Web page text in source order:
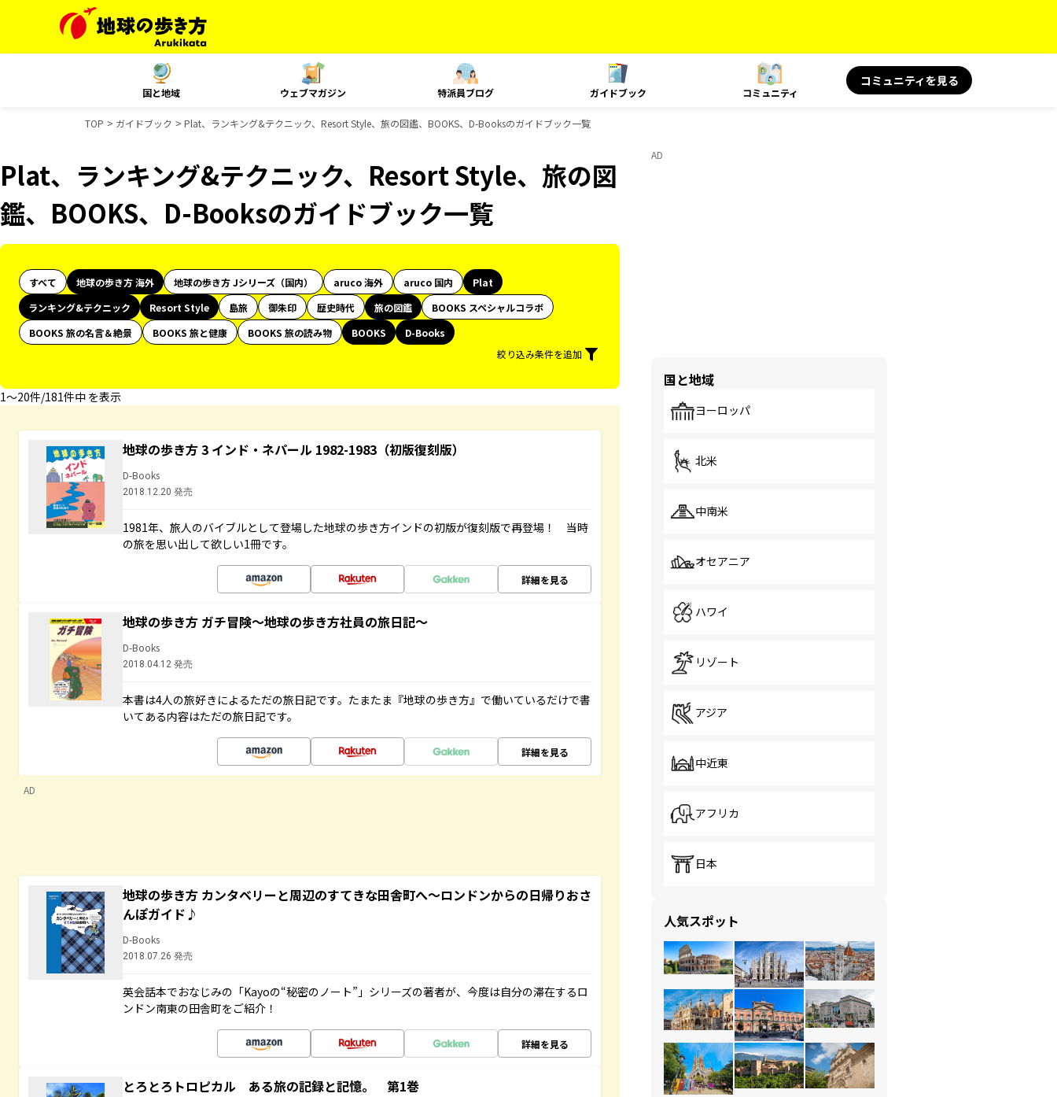
国と地域 ウェブマガジン 特派員ブログ ガイドブック コミュニティ
コミュニティを見る
TOP ガイドブック Plat、ランキング&テクニック、Resort Style、旅の図鑑、BOOKS、D-Booksのガイドブック一覧
Plat、ランキング&テクニック、Resort Style、旅の図
鑑、BOOKS、D-Booksのガイドブック一覧
すべて 地球の歩き方 海外 地球の歩き方 Jシリーズ（国内） aruco 海外 aruco 国内
Plat
ランキング&テクニック
Resort Style 島旅 御朱印 歴史時代 旅の図鑑
BOOKS スペシャルコラボ
BOOKS 旅の名言＆絶景
BOOKS 旅と健康 BOOKS 旅の読み物 BOOKS
D-Books
絞り込み条件を追加
1〜20件/181件中 を表示
地球の歩き方 3 インド・ネパール 1982-1983（初版復刻版）
D-Books
2018.12.20 発売
1981年、旅人のバイブルとして登場した地球の歩き方インドの初版が復刻版で再登場！ 当時
の旅を思い出して欲しい1冊です。
詳細を見る
地球の歩き方 ガチ冒険～地球の歩き方社員の旅日記～
D-Books
2018.04.12 発売
本書は4人の旅好きによるただの旅日記です。たまたま『地球の歩き方』で働いているだけで書
いてある内容はただの旅日記です。
詳細を見る
AD
地球の歩き方 カンタベリーと周辺のすてきな田舎町へ～ロンドンからの日帰りおさ
んぽガイド♪
D-Books
2018.07.26 発売
英会話本でおなじみの「Kayoの“秘密のノート”」シリーズの著者が、今度は自分の滞在するロ
ンドン南東の田舎町をご紹介！
詳細を見る
とろとろトロピカル ある旅の記録と記憶。 第1巻
AD
国と地域
ヨーロッパ
北米
中南米
オセアニア
ハワイ
リゾート
アジア
中近東
アフリカ
日本
人気スポット